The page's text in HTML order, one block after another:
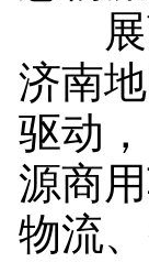
展望
济南
驱动
源商
物流